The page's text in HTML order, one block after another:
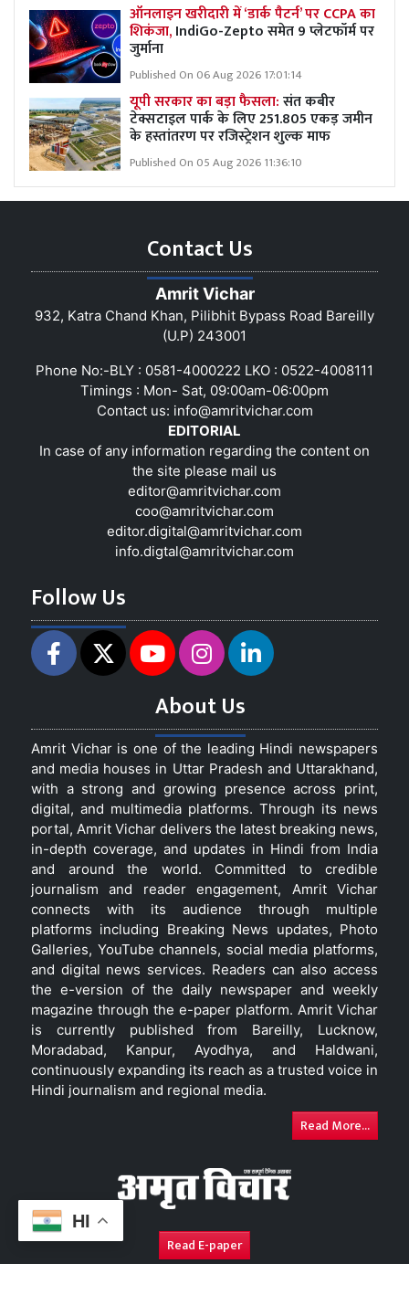
HI
ऑनलाइन खरीदारी में ‘डार्क पैटर्न’ पर CCPA का
शिकंजा,IndiGo-Zepto समेत 9 प्लेटफॉर्म पर
जुर्माना
Published On 06 Aug 2026 17:01:14
यूपी सरकार का बड़ा फैसला:संत कबीर
टेक्सटाइल पार्क के लिए 251.805 एकड़ जमीन
के हस्तांतरण पर रजिस्ट्रेशन शुल्क माफ
Published On 05 Aug 2026 11:36:10
Contact Us
Amrit Vichar
932, Katra Chand Khan, Pilibhit Bypass Road Bareilly
(U.P) 243001
Phone No:-BLY : 0581-4000222 LKO : 0522-4008111
Timings : Mon- Sat, 09:00am-06:00pm
Contact us: info@amritvichar.com
EDITORIAL
In case of any information regarding the content on
the site please mail us
editor@amritvichar.com
coo@amritvichar.com
editor.digital@amritvichar.com
info.digtal@amritvichar.com
Follow Us
About Us
Amrit Vichar is one of the leading Hindi newspapers
and media houses in Uttar Pradesh and Uttarakhand,
with a strong and growing presence across print,
digital, and multimedia platforms. Through its news
portal, Amrit Vichar delivers the latest breaking news,
in-depth coverage, and updates in Hindi from India
and around the world. Committed to credible
journalism and reader engagement, Amrit Vichar
connects with its audience through multiple
platforms including Breaking News updates, Photo
Galleries, YouTube channels, social media platforms,
and digital news services. Readers can also access
the e-version of the daily newspaper and weekly
magazine through the e-paper platform. Amrit Vichar
is currently published from Bareilly, Lucknow,
Moradabad, Kanpur, Ayodhya, and Haldwani,
continuously expanding its reach as a trusted voice in
Hindi journalism and regional media.
Read More...
Read E-paper